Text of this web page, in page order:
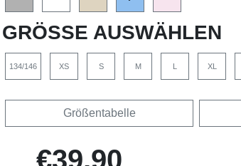
GRÖSSE AUSWÄHLEN
134/146 XS S M L XL
Größentabelle
€39,90